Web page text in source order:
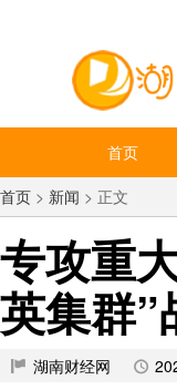
首页
首页 > 新闻 > 正文
专攻重
英集群”
湖南财经网